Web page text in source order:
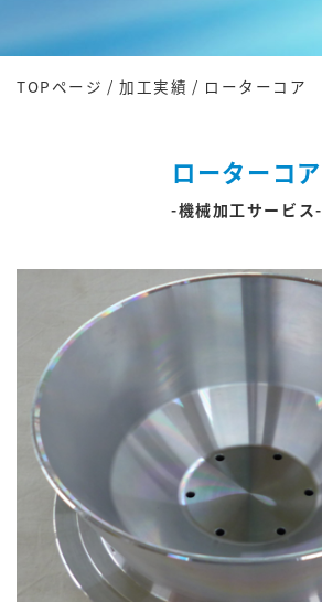
TOPページ / 加工実績 / ローターコア
ローターコア
-機械加工サービス-